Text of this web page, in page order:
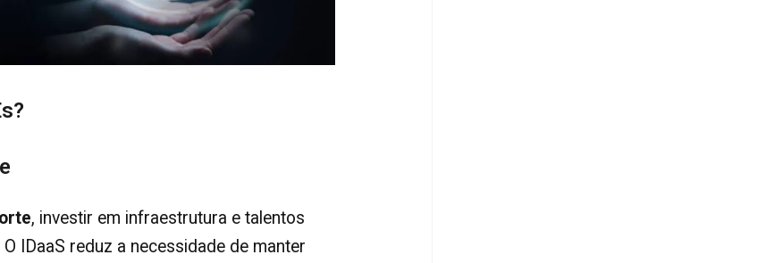
, investir em infraestrutura e talentos
IDaaS reduz a necessidade de manter